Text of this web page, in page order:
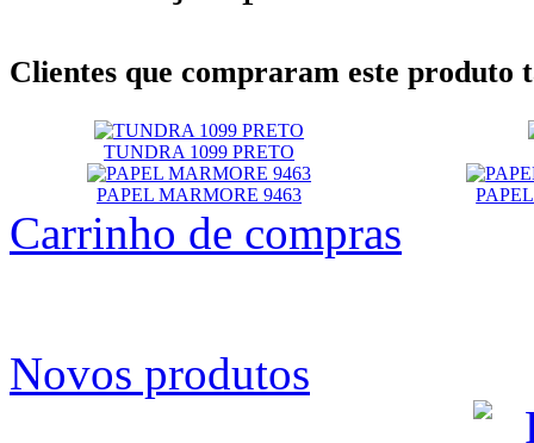
Clientes que compraram este produto
TUNDRA 1099 PRETO
PAPEL MARMORE 9463
Carrinho de compras
Novos produtos